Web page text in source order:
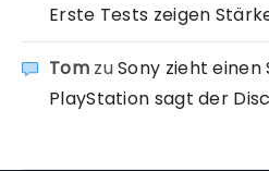
Erste Tests zeigen
TomzuSony zieht einen
PlayStation sagt der